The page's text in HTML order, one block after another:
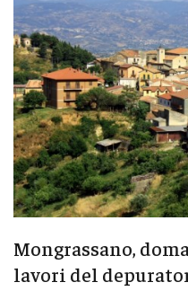
Mongrassano,
lavori del